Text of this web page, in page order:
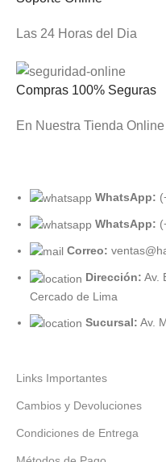
Las 24 Horas del Dia
Compras 100% Seguras
En Nuestra Tienda Online
WhatsApp:
WhatsApp:
Correo:
Dirección: Av.
Cercado de Lima
Sucursal: Av.
Links Importantes
Cambios y Devoluciones
Condiciones de Entrega